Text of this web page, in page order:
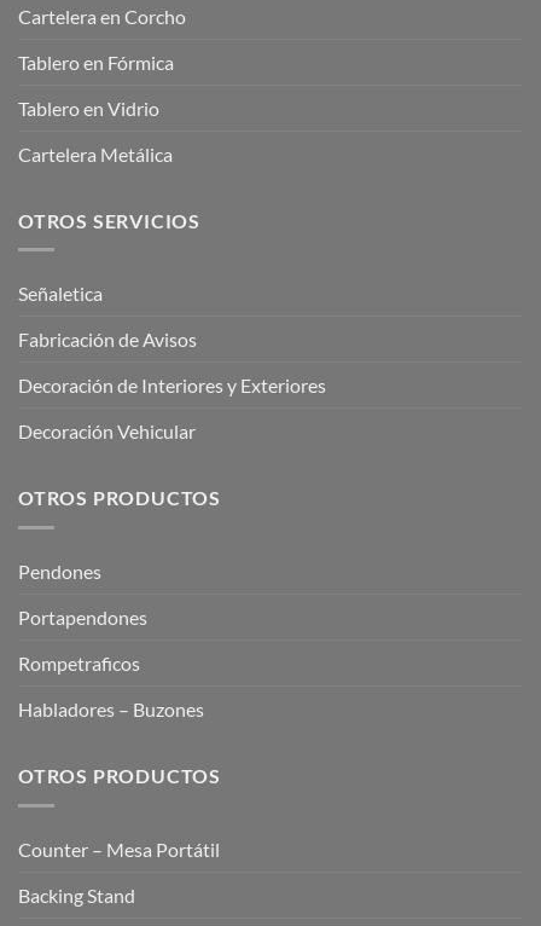
Cartelera en Corcho
Tablero en Fórmica
Tablero en Vidrio
Cartelera Metálica
OTROS SERVICIOS
Señaletica
Fabricación de Avisos
Decoración de Interiores y Exteriores
Decoración Vehicular
OTROS PRODUCTOS
Pendones
Portapendones
Rompetraficos
Habladores – Buzones
OTROS PRODUCTOS
Counter – Mesa Portátil
Backing Stand